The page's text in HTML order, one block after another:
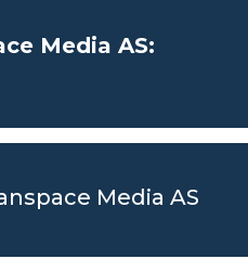
Media AS:
Media AS